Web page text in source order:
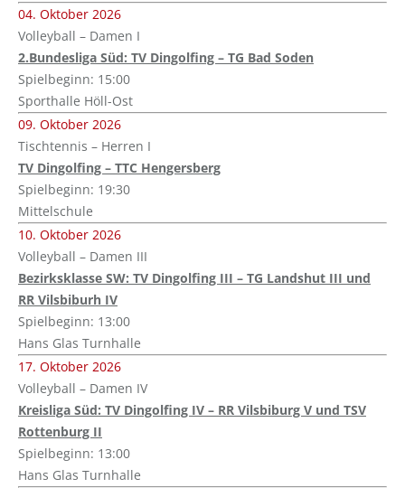
04. Oktober 2026
Volleyball – Damen I
2.Bundesliga Süd: TV Dingolfing – TG Bad Soden
Spielbeginn: 15:00
Sporthalle Höll-Ost
09. Oktober 2026
Tischtennis – Herren I
TV Dingolfing – TTC Hengersberg
Spielbeginn: 19:30
Mittelschule
10. Oktober 2026
Volleyball – Damen III
Bezirksklasse SW: TV Dingolfing III – TG Landshut III und
RR Vilsbiburh IV
Spielbeginn: 13:00
Hans Glas Turnhalle
17. Oktober 2026
Volleyball – Damen IV
Kreisliga Süd: TV Dingolfing IV – RR Vilsbiburg V und TSV
Rottenburg II
Spielbeginn: 13:00
Hans Glas Turnhalle